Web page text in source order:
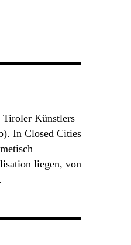
Tiroler Künstlers
In Closed Cities
liegen, von